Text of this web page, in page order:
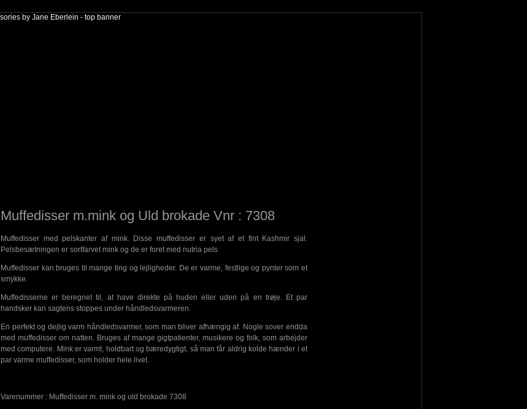
Muffedisser m.mink og Uld brokade Vnr : 7308
Muffedisser med pelskanter af mink. Disse muffedisser er syet af et fint Kashmir sjal.
Pelsbesætningen er sortfarvet mink og de er foret med nutria pels
Muffedisser kan bruges til mange ting og lejligheder. De er varme, festlige og pynter som et
smykke.
Muffedisserne er beregnet til, at have direkte på huden eller uden på en trøje. Et par
handsker kan sagtens stoppes under håndledsvarmeren.
En perfekt og dejlig varm håndledsvarmer, som man bliver afhængig af. Nogle sover endda
med muffedisser om natten. Bruges af mange gigtpatienter, musikere og folk, som arbejder
med computere. Mink er varmt, holdbart og bæredygtigt, så man får aldrig kolde hænder i et
par varme muffedisser, som holder hele livet.
Varenummer : Muffedisser m. mink og uld brokade 7308